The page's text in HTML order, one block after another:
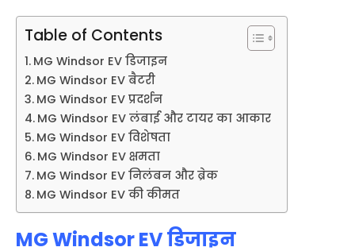
Table of Contents
MG Windsor EV डिजाइन
MG Windsor EV बैटरी
MG Windsor EV प्रदर्शन
MG Windsor EV लंबाई और टायर का आकार
MG Windsor EV विशेषता
MG Windsor EV क्षमता
MG Windsor EV निलंबन और ब्रेक
MG Windsor EV की कीमत
MG Windsor EV डिजाइन